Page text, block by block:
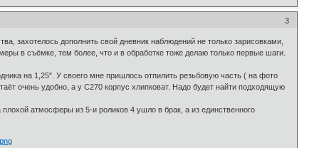
3
захотелось дополнить свой дневник наблюдений не только зарисовками,
в съёмке, тем более, что и в обработке тоже делаю только первые шаги.
на 1,25". У своего мне пришлось отпилить резьбовую часть ( на фото
очень удобно, а у С270 корпус хлипковат. Надо будет найти подходящую
атмосферы из 5-и роликов 4 ушло в брак, а из единственного